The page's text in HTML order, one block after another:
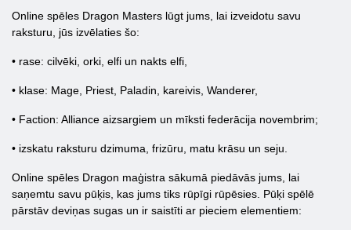
Online spēles Dragon Masters lūgt jums, lai izveidotu savu
raksturu, jūs izvēlaties šo:
• rase: cilvēki, orki, elfi un nakts elfi,
• klase: Mage, Priest, Paladin, kareivis, Wanderer,
• Faction: Alliance aizsargiem un mīksti federācija novembrim;
• izskatu raksturu dzimuma, frizūru, matu krāsu un seju.
Online spēles Dragon maģistra sākumā piedāvās jums, lai
saņemtu savu pūķis, kas jums tiks rūpīgi rūpēsies. Pūķi spēlē
pārstāv deviņas sugas un ir saistīti ar pieciem elementiem: